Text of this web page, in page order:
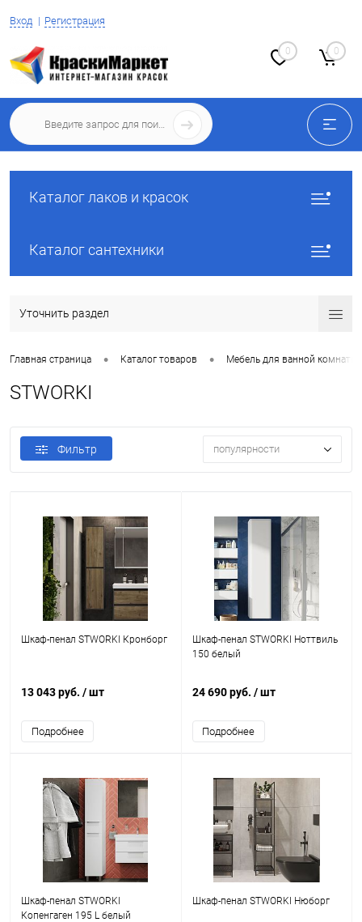
Вход Регистрация
0 0
Каталог лаков и красок
Каталог сантехники
Уточнить раздел
Главная страница • Каталог товаров • Мебель для ванной комнаты
STWORKI
Фильтр популярности
Шкаф-пенал STWORKI Кронборг
13 043 руб. / шт
Подробнее
Шкаф-пенал STWORKI Ноттвиль
150 белый
24 690 руб. / шт
Подробнее
Шкаф-пенал STWORKI
Копенгаген 195 L белый
Шкаф-пенал STWORKI Нюборг